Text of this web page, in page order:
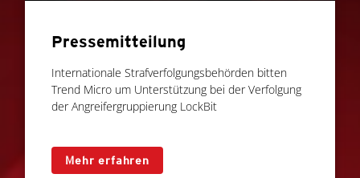
Pressemitteilung
Internationale Strafverfolgungsbehörden bitten
Trend Micro um Unterstützung bei der Verfolgung
der Angreifergruppierung LockBit
Mehr erfahren